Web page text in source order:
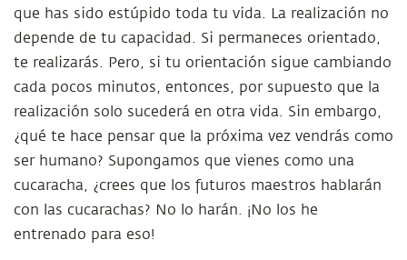
que has sido estúpido toda tu vida. La realización no
depende de tu capacidad. Si permaneces orientado,
te realizarás. Pero, si tu orientación sigue cambiando
cada pocos minutos, entonces, por supuesto que la
realización solo sucederá en otra vida. Sin embargo,
¿qué te hace pensar que la próxima vez vendrás como
ser humano? Supongamos que vienes como una
cucaracha, ¿crees que los futuros maestros hablarán
con las cucarachas? No lo harán. ¡No los he
entrenado para eso!